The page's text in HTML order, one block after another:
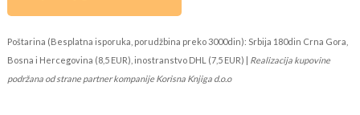
Poštarina (Besplatna isporuka, porudžbina preko 3000din): Srbija 180din Crna Gora,
Bosna i Hercegovina (8,5 EUR), inostranstvo DHL (7,5 EUR) | Realizacija kupovine
podržana od strane partner kompanije Korisna Knjiga d.o.o